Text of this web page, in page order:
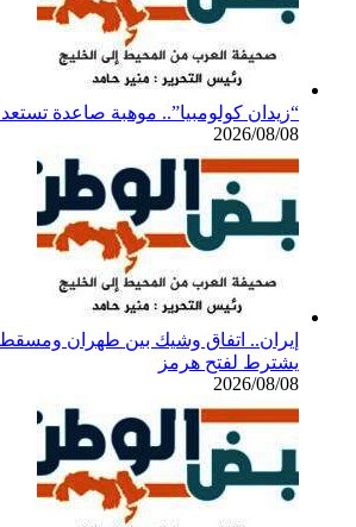
“زيدان كولومبيا”.. موهبة صاعدة تستعد
2026/08/08
إيران.. اتفاق وشيك بين طهران ومسقط
يشترط لفتح هرمز
2026/08/08